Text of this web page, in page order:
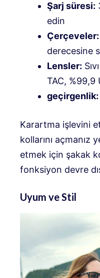
Şarj süresi:
edin
Çerçeveler:
derecesine
Lensler:
TAC, %99,9
geçirgenlik:
Karartma işlevini
kollarını açmanız
etmek için şakak
fonksiyon devre
Uyum ve Stil